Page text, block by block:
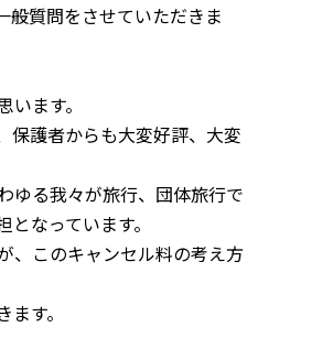
質問をさせていただきま
ます。
保護者からも大変好評、大変
ゆる我々が旅行、団体旅行で
なっています。
、このキャンセル料の考え方
す。